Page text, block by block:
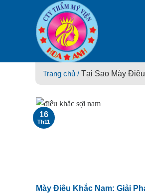
Trang chủ / Tại Sao Mày
Mày Điêu Khắc Nam: Giải
16
Th11